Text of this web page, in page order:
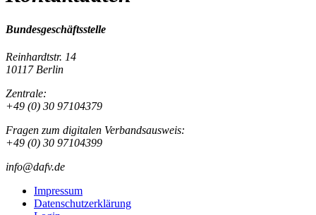
Bundesgeschäftsstelle
Reinhardtstr. 14
10117 Berlin
Zentrale:
+49 (0) 30 97104379
Fragen zum digitalen Verbandsausweis:
+49 (0) 30 97104399
info@dafv.de
Impressum
Datenschutzerklärung